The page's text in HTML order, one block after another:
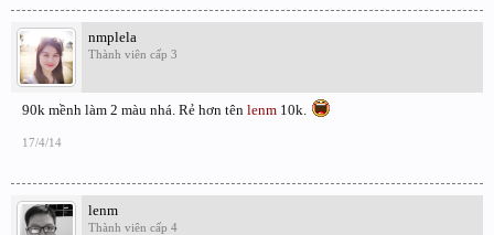
nmplela
Thành viên cấp 3
90k mềnh làm 2 màu nhá. Rẻ hơn tên lenm 10k.
17/4/14
lenm
Thành viên cấp 4